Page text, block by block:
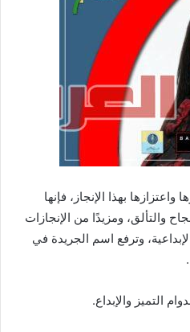
بهذا الإنجاز، فإنها
والتألق، ومزيدًا من الإنجازات
وترفع اسم الجريدة في
التميز والإبداع.